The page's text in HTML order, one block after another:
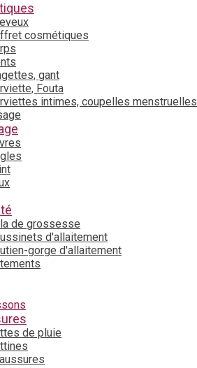
cosmétiques
gant
Fouta
intimes, coupelles menstruelles
de grossesse
d'allaitement
gorge d'allaitement
de pluie